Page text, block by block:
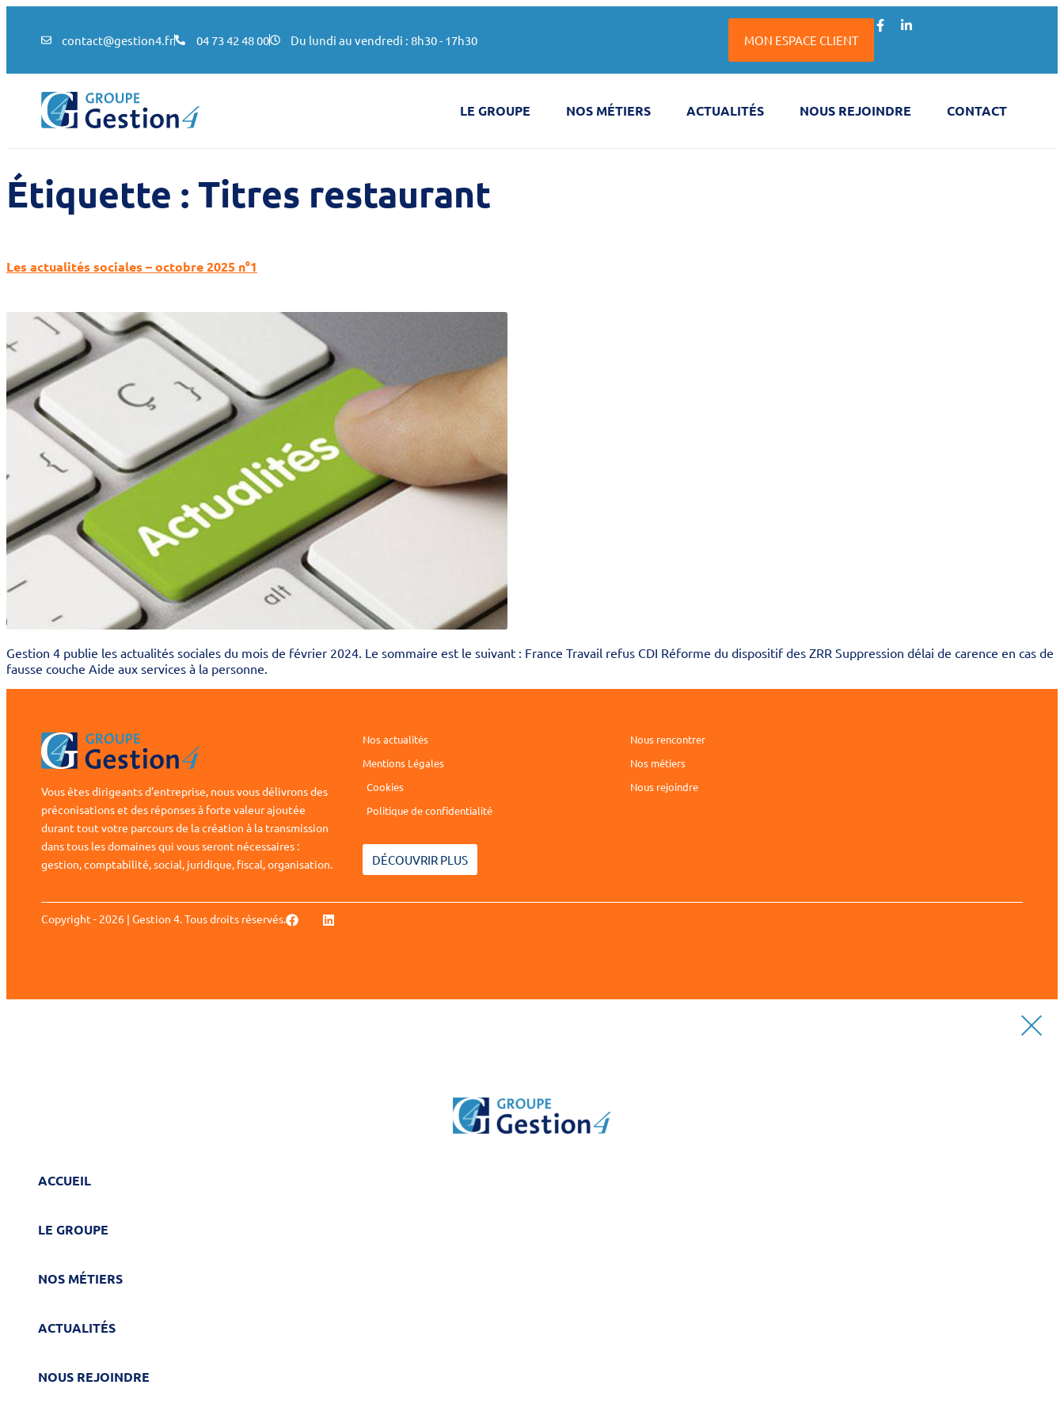
contact@gestion4.fr 04 73 42 48 00 Du lundi au vendredi : 8h30 - 17h30 MON ESPACE CLIENT
LE GROUPE NOS MÉTIERS ACTUALITÉS NOUS REJOINDRE CONTACT
Étiquette : Titres restaurant
Les actualités sociales – octobre 2025 n°1
Gestion 4 publie les actualités sociales du mois de février 2024. Le sommaire est le suivant : France Travail refus CDI Réforme du dispositif des ZRR Suppression délai de carence en cas de
fausse couche Aide aux services à la personne.
Vous êtes dirigeants d’entreprise, nous vous délivrons des
préconisations et des réponses à forte valeur ajoutée
durant tout votre parcours de la création à la transmission
dans tous les domaines qui vous seront nécessaires :
gestion, comptabilité, social, juridique, fiscal, organisation.
Nos actualités
Mentions Légales
Cookies
Politique de confidentialité
DÉCOUVRIR PLUS
Nous rencontrer
Nos métiers
Nous rejoindre
Copyright - 2026 | Gestion 4. Tous droits réservés.
ACCUEIL
LE GROUPE
NOS MÉTIERS
ACTUALITÉS
NOUS REJOINDRE